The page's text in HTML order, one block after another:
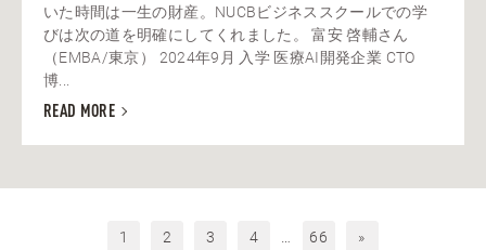
いた時間は一生の財産。NUCBビジネススクールでの学
びは次の道を明確にしてくれました。 富安 啓輔さん
（EMBA/東京） 2024年9月 入学 医療AI開発企業 CTO
博...
READ MORE
1 2 3 4 … 66 »